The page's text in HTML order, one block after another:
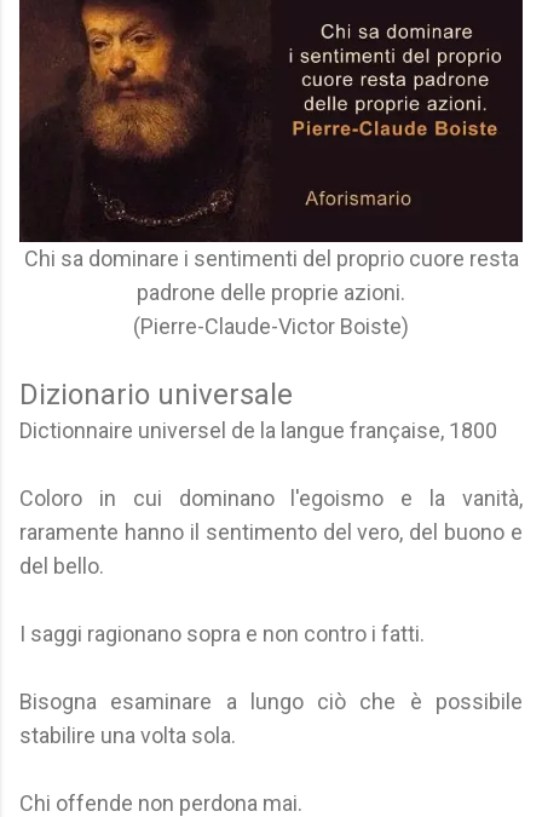
Chi sa dominare i sentimenti del proprio cuore resta
padrone delle proprie azioni.
(Pierre-Claude-Victor Boiste)
Dizionario universale
Dictionnaire universel de la langue française, 1800
Coloro in cui dominano l'egoismo e la vanità,
raramente hanno il sentimento del vero, del buono e
del bello.
I saggi ragionano sopra e non contro i fatti.
Bisogna esaminare a lungo ciò che è possibile
stabilire una volta sola.
Chi offende non perdona mai.